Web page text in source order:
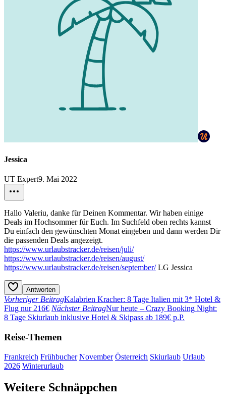
Jessica
UT Expert9. Mai 2022
Hallo Valeriu, danke für Deinen Kommentar. Wir haben einige
Deals im Hochsommer für Euch. Im Suchfeld oben rechts kannst
Du einfach den gewünschten Monat eingeben und dann werden Dir
die passenden Deals angezeigt.
https://www.urlaubstracker.de/reisen/juli/
https://www.urlaubstracker.de/reisen/august/
https://www.urlaubstracker.de/reisen/september/LG Jessica
Antworten
Vorheriger BeitragKalabrien Kracher: 8 Tage Italien mit 3* Hotel &
Flug nur 216€ Nächster BeitragNur heute – Crazy Booking Night:
8 Tage Skiurlaub inklusive Hotel & Skipass ab 189€ p.P.
Reise-Themen
Frankreich Frühbucher November Österreich Skiurlaub Urlaub
2026 Winterurlaub
Weitere Schnäppchen